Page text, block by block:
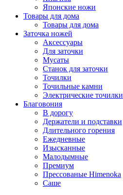
Японские ножи
Товары для дома
Товары для дома
Заточка ножей
Аксессуары
Для заточки
Мусаты
Станок для заточки
Точилки
Точильные камни
Электрические точилки
Благовония
В дорогу
Держатели и подставки
Длительного горения
Ежедневные
Изысканные
Малодымные
Премиум
Прессованые Himenoka
Саше